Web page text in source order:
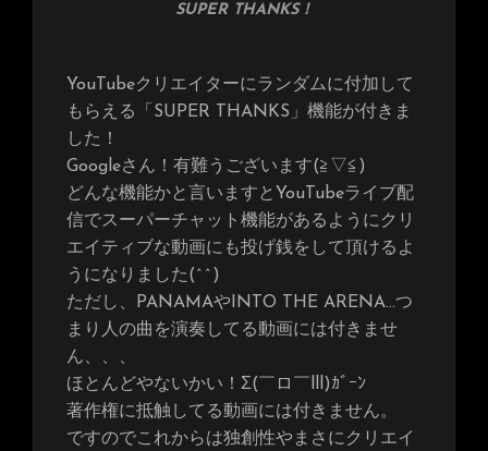
SUPER THANKS！
YouTubeクリエイターにランダムに付加して
もらえる「SUPER THANKS」機能が付きま
した！
Googleさん！有難うございます(≧▽≦)
どんな機能かと言いますとYouTubeライブ配
信でスーパーチャット機能があるようにクリ
エイティブな動画にも投げ銭をして頂けるよ
うになりました(^^)
ただし、PANAMAやINTO THE ARENA…つ
まり人の曲を演奏してる動画には付きませ
ん、、、
ほとんどやないかい！Σ(￣ロ￣lll)ｶﾞｰﾝ
著作権に抵触してる動画には付きません。
ですのでこれからは独創性やまさにクリエイ